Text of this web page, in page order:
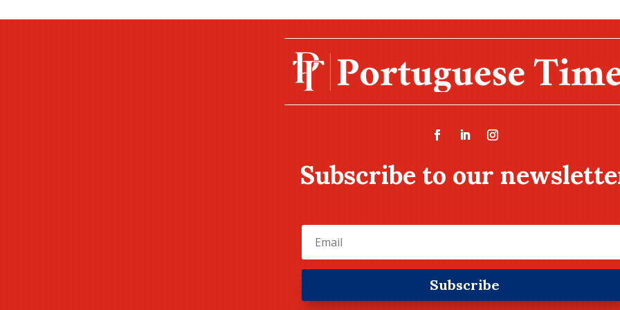
Subscribe to our
Subscribe